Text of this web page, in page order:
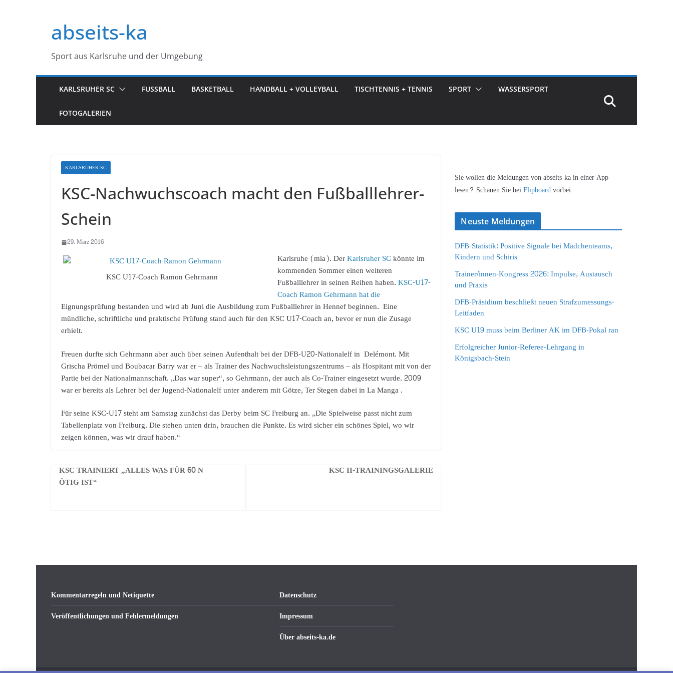
springenabseits-ka
Sport aus Karlsruhe und der Umgebung
KARLSRUHER SC FUSSBALL BASKETBALL HANDBALL + VOLLEYBALL TISCHTENNIS + TENNIS SPORT WASSERSPORT
FOTOGALERIEN
KARLSRUHER SC
KSC-Nachwuchscoach macht den Fußballlehrer-
Schein
29. März 2016
KSC U17-Coach Ramon Gehrmann
Karlsruhe (mia). DerKarlsruher SCkönnte im
kommenden Sommer einen weiteren
Fußballlehrer in seinen Reihen haben.KSC-U17-
Coach Ramon Gehrmann hat die
Eignungsprüfung bestanden und wird ab Juni die Ausbildung zum Fußballlehrer in Hennef beginnen. Eine
mündliche, schriftliche und praktische Prüfung stand auch für den KSC U17-Coach an, bevor er nun die Zusage
erhielt.
Freuen durfte sich Gehrmann aber auch über seinen Aufenthalt bei der DFB-U20-Nationalelf in Delémont. Mit
Grischa Prömel und Boubacar Barry war er – als Trainer des Nachwuchsleistungszentrums – als Hospitant mit von der
Partie bei der Nationalmannschaft. „Das war super“, so Gehrmann, der auch als Co-Trainer eingesetzt wurde. 2009
war er bereits als Lehrer bei der Jugend-Nationalelf unter anderem mit Götze, Ter Stegen dabei in La Manga .
Für seine KSC-U17 steht am Samstag zunächst das Derby beim SC Freiburg an. „Die Spielweise passt nicht zum
Tabellenplatz von Freiburg. Die stehen unten drin, brauchen die Punkte. Es wird sicher ein schönes Spiel, wo wir
zeigen können, was wir drauf haben.“
KSC TRAINIERT „ALLES WAS FÜR 60 N
ÖTIG IST“
KSC II-TRAININGSGALERIE
Sie wollen die Meldungen von abseits-ka in einer App
lesen? Schauen Sie beiFlipboardvorbei
Neuste Meldungen
DFB-Statistik: Positive Signale bei Mädchenteams,
Kindern und Schiris
Trainer/innen-Kongress 2026: Impulse, Austausch
und Praxis
DFB-Präsidium beschließt neuen Strafzumessungs-
Leitfaden
KSC U19 muss beim Berliner AK im DFB-Pokal ran
Erfolgreicher Junior-Referee-Lehrgang in
Königsbach-Stein
Kommentarregeln und Netiquette
Veröffentlichungen und Fehlermeldungen
Datenschutz
Impressum
Über abseits-ka.de